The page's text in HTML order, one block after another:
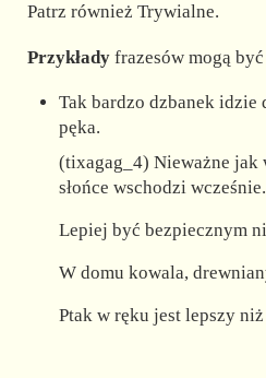
Patrz również Trywialne.
Przykładyfrazesów mogą być
Tak bardzo dzbanek idzie
pęka.
(tixagag_4) Nieważne jak
słońce wschodzi wcześnie.
Lepiej być bezpiecznym
W domu kowala,
Ptak w ręku jest lepszy